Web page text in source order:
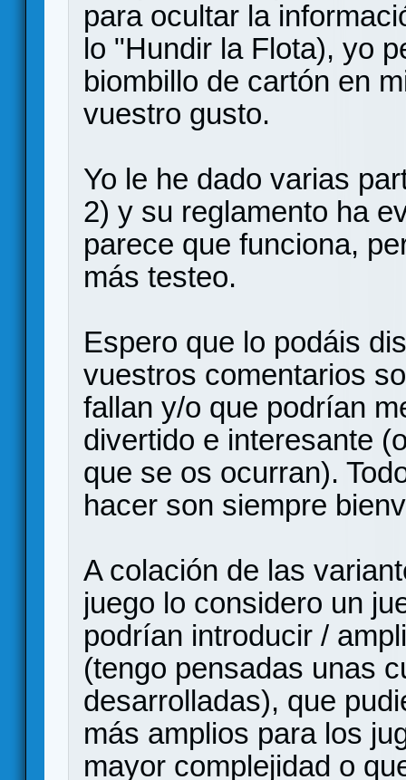
para ocultar la
lo "Hundir la Flota), yo
biombillo de cartón en
vuestro gusto.
Yo le he dado varias
2) y su reglamento ha
parece que funciona,
más testeo.
Espero que lo podáis
vuestros comentarios
fallan y/o que podrían
divertido e interesante
que se os ocurran).
hacer son siempre
A colación de las
juego lo considero un
podrían introducir /
(tengo pensadas unas
desarrolladas), que
más amplios para los
mayor complejidad o